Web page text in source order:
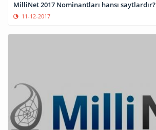
MilliNet 2017 Nominantları hansı saytlardır?
11-12-2017